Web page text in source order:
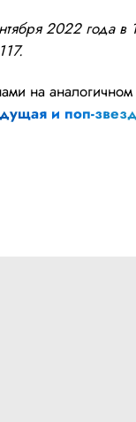
2022 года в
и поп-